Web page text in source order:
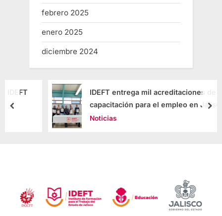
febrero 2025
enero 2025
diciembre 2024
IDEFT entrega mil acreditaciones de
capacitación para el empleo en Jalisco
Noticias